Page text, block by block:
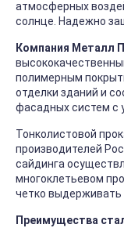
атмосферных
солнце. Надежно
Компания Металл
полимерным
отделки зданий и
фасадных систем с
Тонколистовой
производителей
сайдинга
многоклетьевом
четко
Преимущества